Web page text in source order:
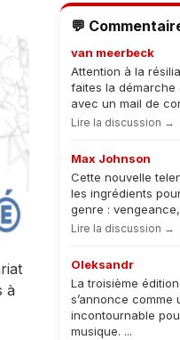
à
💬
van meerbeck
Attention à la
faites la démarche
avec un mail de
Lire la discussion →
Max Johnson
Cette nouvelle
les ingrédients
genre :
Lire la discussion →
Oleksandr
La troisième
s’annonce comme
incontournable
musique. ...